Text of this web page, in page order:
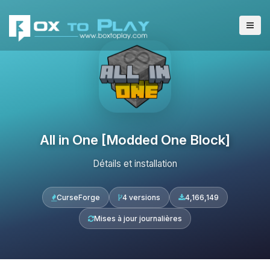
All in One [Modded One Block]
Détails et installation
CurseForge 4 versions 4,166,149
Mises à jour journalières